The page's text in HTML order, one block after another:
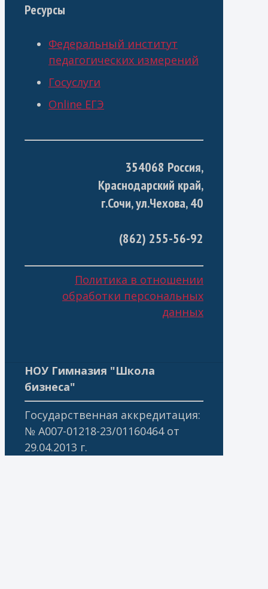
Ресурсы
Федеральный институт
педагогических измерений
Госуслуги
Online ЕГЭ
354068 Россия,
Краснодарский край,
г.Сочи, ул.Чехова, 40
(862) 255-56-92
Политика в отношении
обработки персональных
данных
НОУ Гимназия "Школа
бизнеса"
Государственная аккредитация:
№ А007-01218-23/01160464 от
29.04.2013 г.